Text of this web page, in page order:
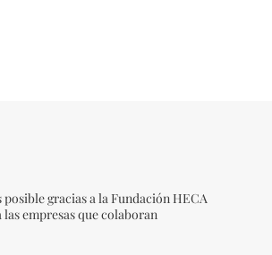
posible gracias a la Fundación HECA
las empresas que colaboran